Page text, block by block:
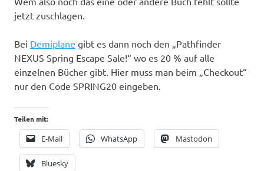
jetzt zuschlagen.
Bei Demiplane gibt es dann noch den „Pathfinder
NEXUS Spring Escape Sale!“ wo es 20 % auf alle
einzelnen Bücher gibt. Hier muss man beim „Checkout“
nur den Code SPRING20 eingeben.
Teilen mit:
E-Mail WhatsApp Mastodon
Bluesky